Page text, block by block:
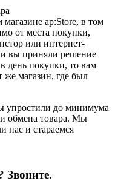
ap:Store, в том
от места покупки,
или интернет-
вы приняли решение
день покупки, то вам
же магазин, где был
упростили до минимума
обмена товара. Мы
нас и стараемся
Звоните.